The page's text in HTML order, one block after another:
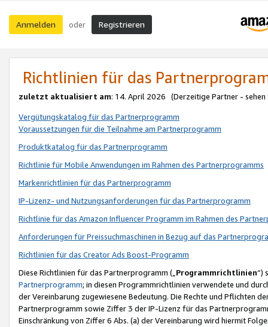
Anmelden oder Registrieren
Richtlinien für das
zuletzt aktualisiert am: 14. April 2026 (Derzeitige Partner - sehen
Vergütungskatalog für das Partnerprogramm
Voraussetzungen für die Teilnahme am Partnerprogramm
Produktkatalog für das Partnerprogramm
Richtlinie für Mobile Anwendungen im Rahmen des Partnerprogramms
Markenrichtlinien für das Partnerprogramm
IP-Lizenz- und Nutzungsanforderungen für das Partnerprogramm
Richtlinie für das Amazon Influencer Programm im Rahmen des
Anforderungen für Preissuchmaschinen in Bezug auf das
Richtlinien für das Creator Ads Boost-Programm
Diese Richtlinien für das Partnerprogramm („Programmrichtlinien“)
Partnerprogramm; in diesen Programmrichtlinien verwendete und
der Vereinbarung zugewiesene Bedeutung. Die Rechte und Pflichten
Partnerprogramm sowie Ziffer 3 der IP-Lizenz für das
Einschränkung von Ziffer 6 Abs. (a) der Vereinbarung wird hiermit